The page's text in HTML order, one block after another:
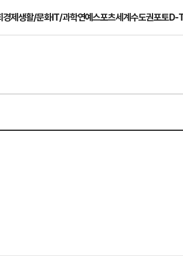
경제생활/문화IT/과학연예스포츠세계수도권포토D-